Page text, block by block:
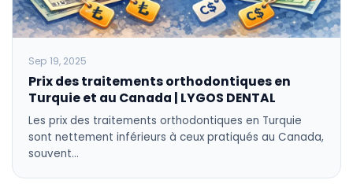
Sep 19, 2025
Prix des traitements orthodontiques en
Turquie et au Canada | LYGOS DENTAL
Les prix des traitements orthodontiques en Turquie
sont nettement inférieurs à ceux pratiqués au Canada,
souvent…